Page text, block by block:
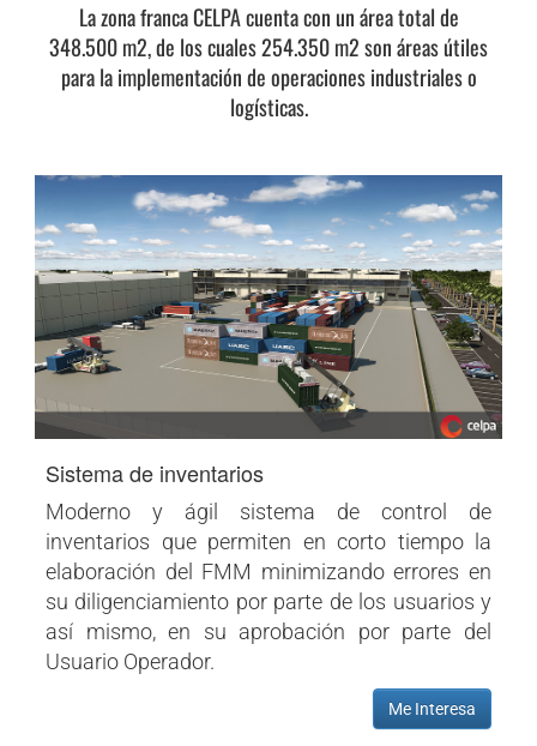
La zona franca CELPA cuenta con un área total de
348.500 m2, de los cuales 254.350 m2 son áreas útiles
para la implementación de operaciones industriales o
logísticas.
Sistema de inventarios
Moderno y ágil sistema de control de
inventarios que permiten en corto tiempo la
elaboración del FMM minimizando errores en
su diligenciamiento por parte de los usuarios y
así mismo, en su aprobación por parte del
Usuario Operador.
Me Interesa